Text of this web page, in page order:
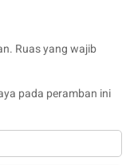
Ruas yang wajib
pada peramban ini